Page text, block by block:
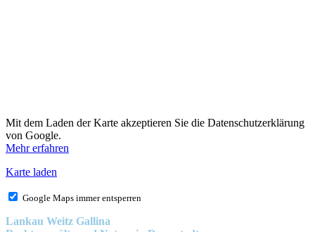
Mit dem Laden der Karte akzeptieren Sie die Datenschutzerklärung
von Google.
Mehr erfahren
Karte laden
Google Maps immer entsperren
Lankau Weitz Gallina